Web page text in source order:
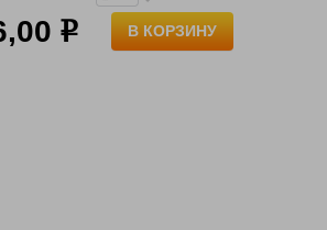
р В КОРЗИНУ